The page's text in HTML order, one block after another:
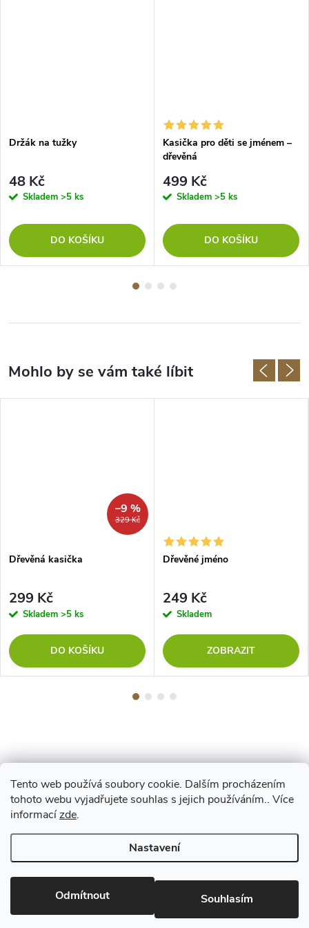
Tento web používá soubory cookie. Dalším procházením
tohoto webu vyjadřujete souhlas s jejich používáním.. Více
informacízde.
Nastavení
Odmítnout Souhlasím
Držák na tužky
48 Kč
Skladem >5 ks
DO KOŠÍKU
Kasička pro děti se jménem –
dřevěná
499 Kč
Skladem >5 ks
DO KOŠÍKU
329 Kč
–9 %
Dřevěná kasička
299 Kč
Skladem >5 ks
DO KOŠÍKU
Dřevěné jméno
249 Kč
Skladem
ZOBRAZIT
Z
á
p
a
Copyright 2026www.vyrejeme.cz. Všechna práva vyhrazena.Upravit
nastavení cookies